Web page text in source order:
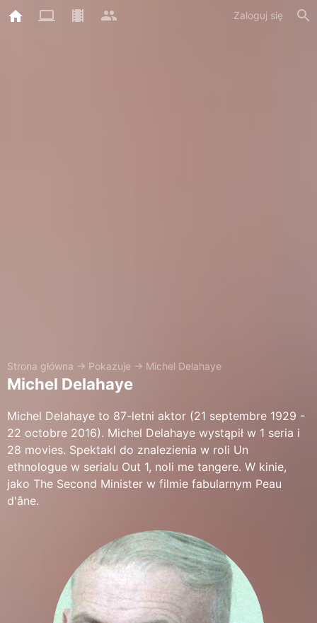
Zaloguj się
Strona główna → Pokazuje → Michel Delahaye
Michel Delahaye
Michel Delahaye to 87-letni aktor (21 septembre 1929 -
22 octobre 2016). Michel Delahaye wystąpił w 1 seria i
28 movies. Spektakl do znalezienia w roli Un
ethnologue w serialu Out 1, noli me tangere. W kinie,
jako The Second Minister w filmie fabularnym Peau
d'âne.